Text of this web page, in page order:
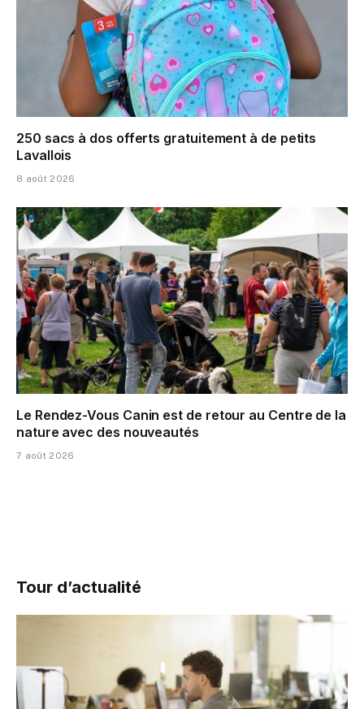
250 sacs à dos offerts gratuitement à de petits
Lavallois
8 août 2026
Le Rendez-Vous Canin est de retour au Centre de la
nature avec des nouveautés
7 août 2026
Tour d’actualité